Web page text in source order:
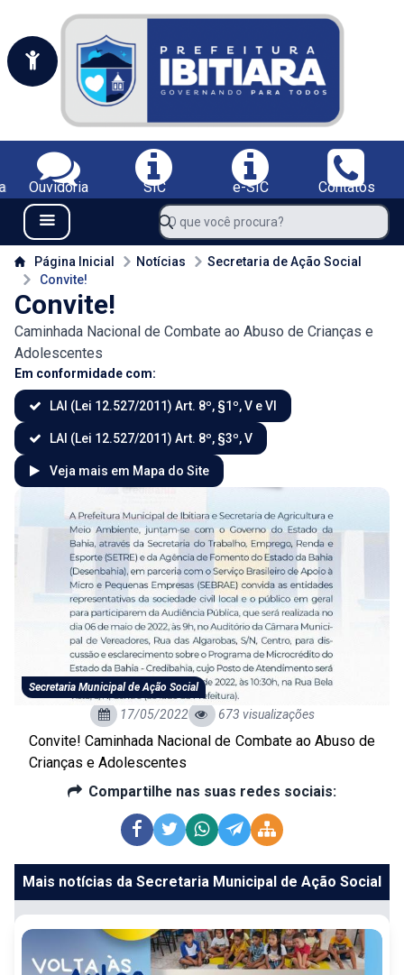
Portal da Prefeitura Municipal de Ibitiara-BA
Serviços da Prefeitura Municipal de Ibitiara-BA;
Ouvidoria SIC e-SIC
Contatos
Navegue pelo portal da Prefeitura de Ibitiara-BA
Menu Bar
O que você procura?
Conteúdo da Prefeitura de Ibitiara-BA
Página Inicial Notícias
Secretaria de Ação Social
Convite!
Convite!
Caminhada Nacional de Combate ao Abuso de Crianças e
Adolescentes
Em conformidade com:
LAI (Lei 12.527/2011) Art. 8º, §1º, V e VI
LAI (Lei 12.527/2011) Art. 8º, §3º, V
Veja mais em Mapa do Site
Secretaria Municipal de Ação Social
17/05/2022 673 visualizações
Convite! Caminhada Nacional de Combate ao Abuso de
Crianças e Adolescentes
Compartilhe nas suas redes sociais:
Mais notícias da Secretaria Municipal de Ação Social